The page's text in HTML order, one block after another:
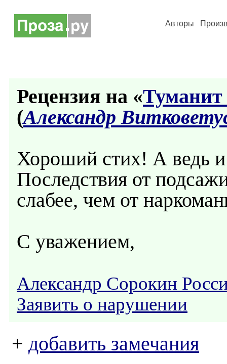
Авторы
Рецензия на «
(Александр
Хороший стих! А ведь
Последствия от
слабее, чем от
С уважением,
Александр Сорокин
Заявить о нарушении
+ добавить замечания